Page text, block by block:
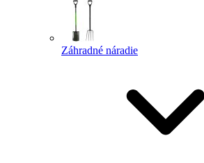
Záhradné náradie